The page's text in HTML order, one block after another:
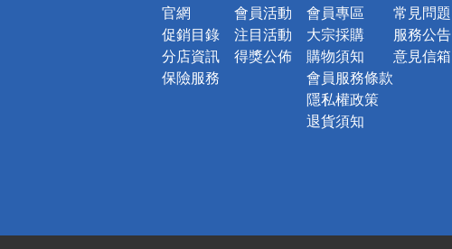
官網
促銷目錄
分店資訊
保險服務
會員活動
注目活動
得獎公佈
會員專區
大宗採購
購物須知
會員服務條款
隱私權政策
退貨須知
常見問題
服務公告
意見信箱